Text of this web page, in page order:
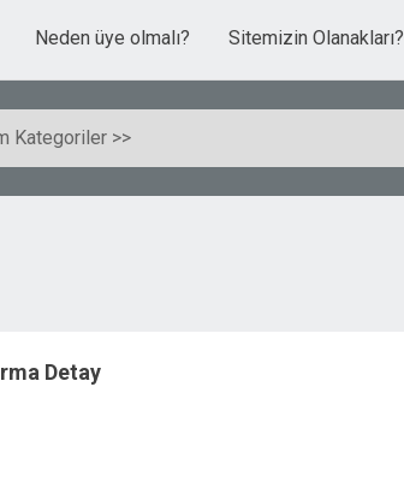
Neden üye olmalı? Sitemizin Olanakları?
Detay